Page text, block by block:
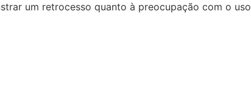
um retrocesso quanto à preocupação com o